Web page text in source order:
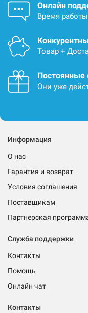
Онлайн
Время
Товар +
Постоянные
Они уже
Информация
О нас
Гарантия и возврат
Условия соглашения
Поставщикам
Партнерская
Служба поддержки
Контакты
Помощь
Онлайн чат
Контакты